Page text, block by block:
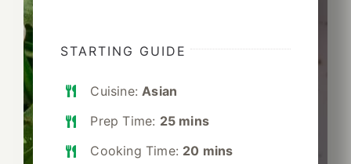
STARTING GUIDE
Cuisine: Asian
Prep Time: 25 mins
Cooking Time: 20 mins